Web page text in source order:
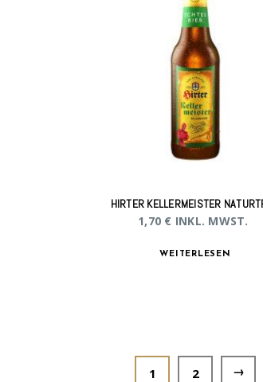
HIRTER KELLERMEISTER
1,70 € INKL. MWST.
WEITERLESEN
1 2 →